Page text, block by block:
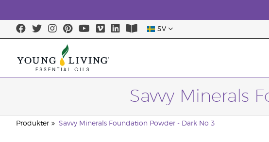
SV
Savvy Minerals
Produkter Savvy Minerals Foundation Powder - Dark No 3